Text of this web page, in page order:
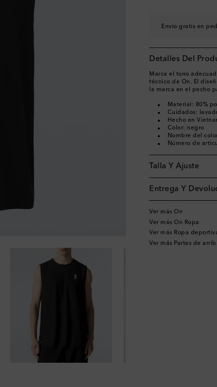
Envío gratis en
Detalles Del
Marca el tono
técnico de On. El
la marca en el pecho
Material: 80%
Cuidados:
Hecho en
Color: negro
Nombre del
Número de
Talla Y Ajuste
Entrega Y
Ver más On
Ver más On Ropa
Ver más Ropa
Ver más Partes de